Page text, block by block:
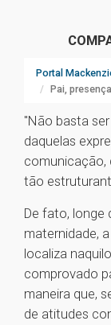
Portal
Pai,
"Não basta
daquelas
comunicação,
tão
De fato, longe
maternidade,
localiza
comprovado
maneira que,
de atitudes